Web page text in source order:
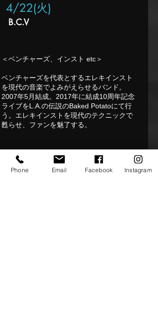
4/22(火)
B.C.V
＜ベンチャーズ、インスト etc＞
ベンチャーズを代表とするエレキインスト
を現代の音楽でよみがえらせるバンド。
2007年5月結成。2017年に結成10周年記念
ライブをL.A.の伝説のBaked Potatoにて行
う。エレキインストを現代のテクニックで
甦らせ、ファンを魅了する。
Open 18 :00 Start 19
Music Charge 前売¥3500 当日
Phone Email Facebook Instagram